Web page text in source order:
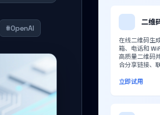
#OpenAI
二维
在线二维码生
箱、电话和
高质量二维码
合分享链接、
立即试用